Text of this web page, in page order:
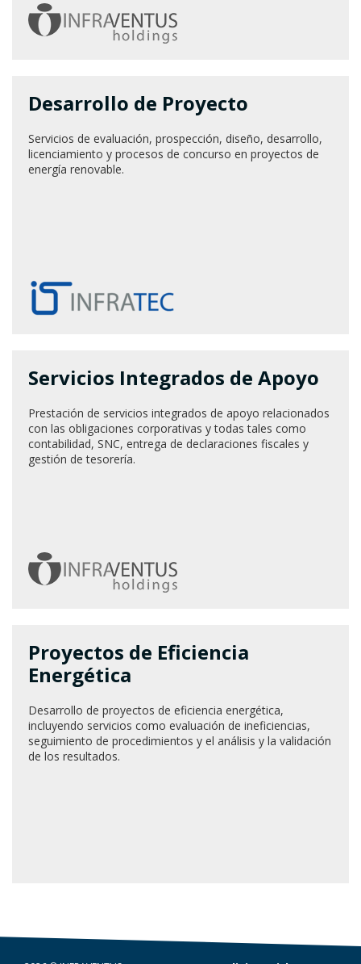
Desarrollo de Proyecto
Servicios de evaluación, prospección, diseño, desarrollo,
licenciamiento y procesos de concurso en proyectos de
energía renovable.
Servicios Integrados de Apoyo
Prestación de servicios integrados de apoyo relacionados
con las obligaciones corporativas y todas tales como
contabilidad, SNC, entrega de declaraciones fiscales y
gestión de tesorería.
Proyectos de Eficiencia
Energética
Desarrollo de proyectos de eficiencia energética,
incluyendo servicios como evaluación de ineficiencias,
seguimiento de procedimientos y el análisis y la validación
de los resultados.